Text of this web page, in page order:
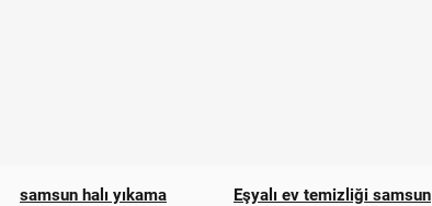
samsun halı yıkama Eşyalı ev temizliği samsun